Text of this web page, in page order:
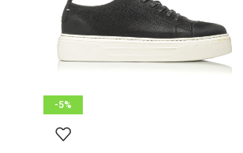
-5%